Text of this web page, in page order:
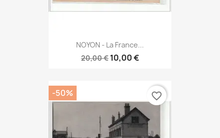
NOYON - La France...
20,00 € 10,00 €
-50% favorite_border